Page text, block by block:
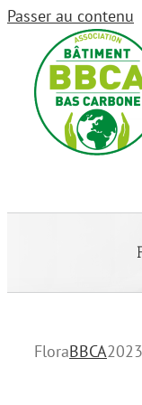
Passer au contenu
FloraBBCA